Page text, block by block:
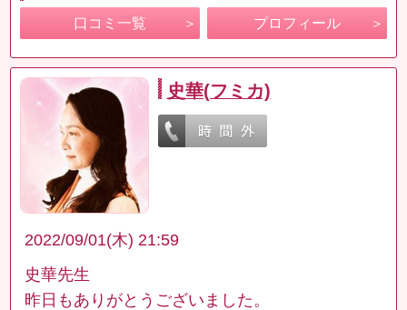
口コミ一覧 プロフィール
史華(フミカ)
2022/09/01(木) 21:59
史華先生
昨日もありがとうございました。